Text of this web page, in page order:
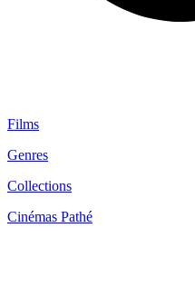
Films
Genres
Collections
Cinémas Pathé